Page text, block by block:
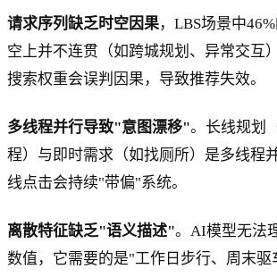
请求序列缺乏时空因果，LBS场景中
空上并不连贯（如跨城规划、异常交互
搜索权重会误判因果，导致推荐失效。
多线程并行导致"意图漂移"。长线规划
程）与即时需求（如找厕所）是多线程
线点击会持续"带偏"系统。
离散特征缺乏"语义描述"。AI模型无法
数值，它需要的是"工作日步行、周末驱